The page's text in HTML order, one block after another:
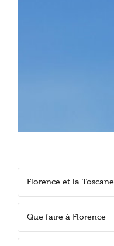
Florence et la Toscane
Que faire à Florence